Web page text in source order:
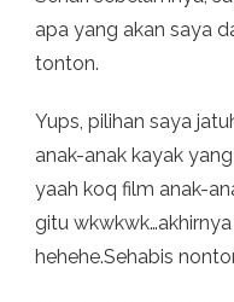
apa yang akan saya
tonton.
Yups, pilihan saya
anak-anak kayak
yaah koq film anak-
gitu
hehehe.Sehabis